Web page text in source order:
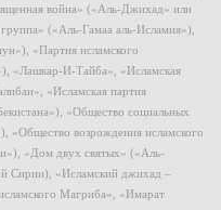
война» («Аль-Джихад» или
(«Аль-Гамаа аль-Исламия»),
«Партия исламского
«Лашкар-И-Тайба», «Исламская
«Исламская партия
«Общество социальных
возрождения исламского
«Дом двух святых» («Аль-
Сирии), «Исламский джихад –
Магриба», «Имарат